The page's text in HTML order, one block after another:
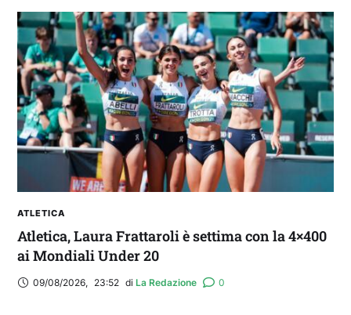
2° TROFEO RIVA | IL POST-PARTITA: commenta
con noi il match tra Cagliari e Nizza
ATLETICA
Atletica, Laura Frattaroli è settima con la 4×400
ai Mondiali Under 20
09/08/2026, 23:52 di La Redazione 0